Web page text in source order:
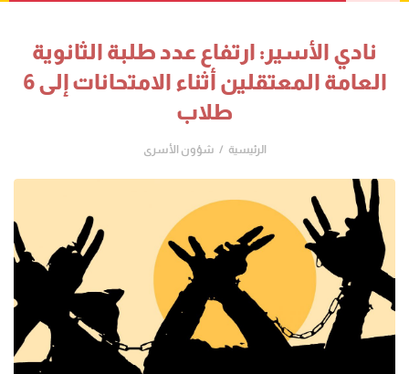
نادي الأسير: ارتفاع عدد طلبة الثانوية
العامة المعتقلين أثناء الامتحانات إلى 6
طلاب
الرئيسية شؤون الأسرى